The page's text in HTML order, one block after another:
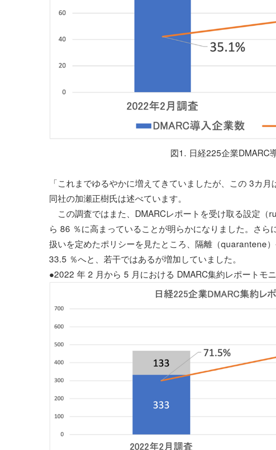
図1. 日経225企業DMARC
「これまでゆるやかに増えてきていましたが、この 3カ
同社の加瀬正樹氏は述べています。
この調査ではまた、DMARCレポートを受け取る設定
ら 86 ％に高まっていることが明らかになりました。さ
扱いを定めたポリシーを見たところ、隔離（quarantene
33.5 ％へと、若干ではあるが増加していました。
●2022 年 2 月から 5 月における DMARC集約レポートモ